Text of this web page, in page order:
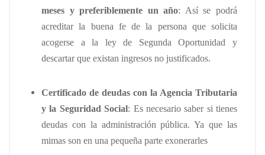
meses y preferiblemente un año: Así se podrá
acreditar la buena fe de la persona que solicita
acogerse a la ley de Segunda Oportunidad y
descartar que existan ingresos no justificados.
Certificado de deudas con la Agencia Tributaria
y la Seguridad Social: Es necesario saber si tienes
deudas con la administración pública. Ya que las
mimas son en una pequeña parte exonerarles